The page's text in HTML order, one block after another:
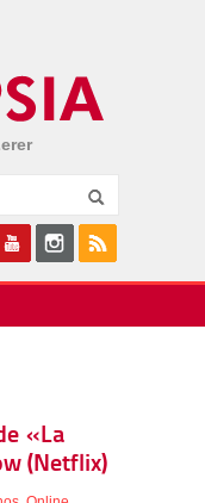
«La
(Netflix)